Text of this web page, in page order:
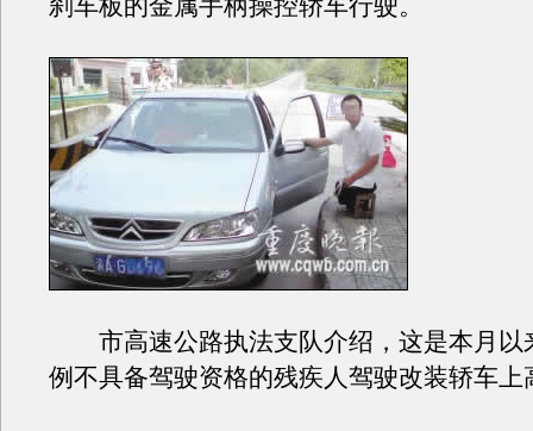
刹车板的金属手柄操控轿车行驶。
市高速公路执法支队介绍，这是本月以
例不具备驾驶资格的残疾人驾驶改装轿车上